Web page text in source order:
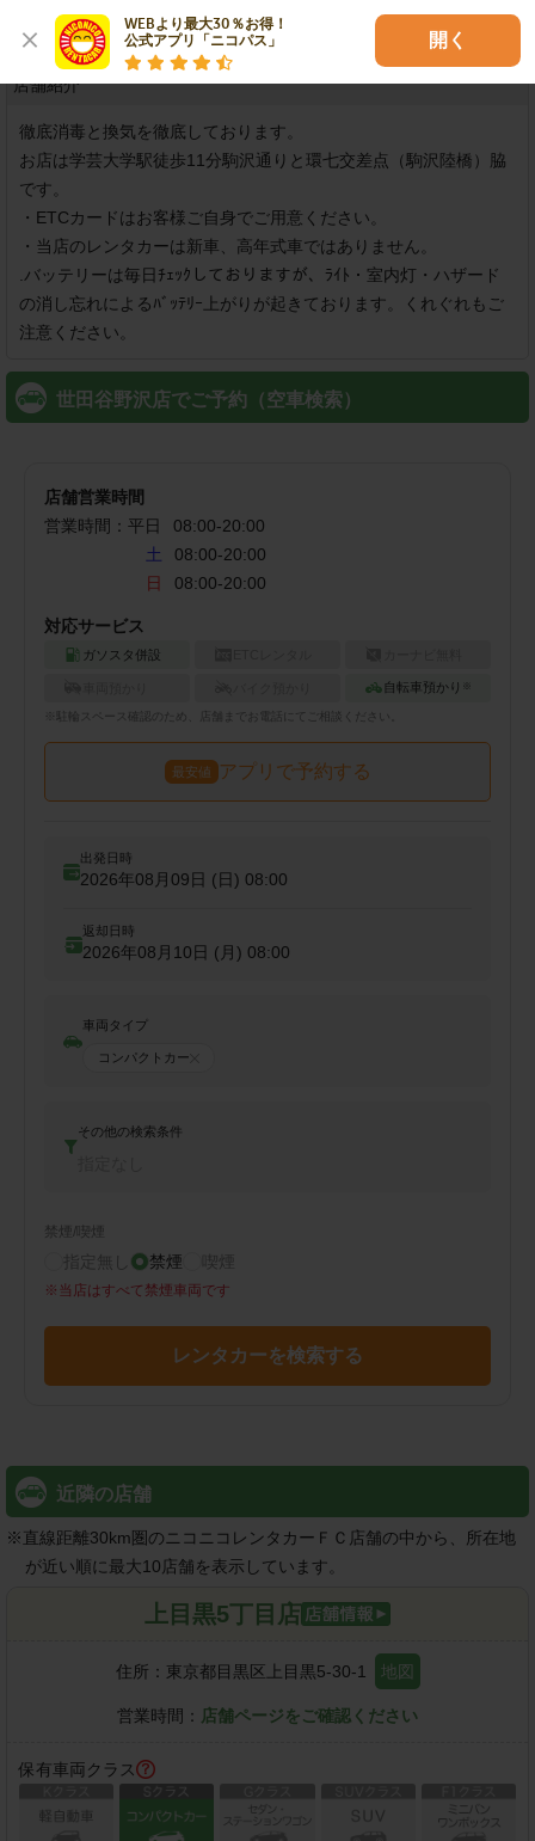
WEBより最大30％お得！
公式アプリ「ニコパス」
開く
可
店舗紹介
徹底消毒と換気を徹底しております。
お店は学芸大学駅徒歩11分駒沢通りと環七交差点（駒沢陸橋）脇
です。
・ETCカードはお客様ご自身でご用意ください。
・当店のレンタカーは新車、高年式車ではありません。
.バッテリーは毎日ﾁｪｯｸしておりますが、ﾗｲﾄ・室内灯・ハザード
の消し忘れによるﾊﾞｯﾃﾘｰ上がりが起きております。くれぐれもご
世田谷野沢店でご予約（空車検索）
店舗営業時間
営業時間： 平日 08:00-20:00
土
08:00-20:00
日
08:00-20:00
対応サービス
ガソスタ併設
自転車預かり ※
※ スペース確認のため、店舗までお電話にてご相談ください。
最安値 アプリで予約する
出発日時
2026年08月09日 (日) 08:00
返却日時
2026年08月10日 (月) 08:00
車両タイプ
コンパクトカー
その他の検索条件
禁煙/喫煙
指定無し 禁煙 喫煙
※ 当店はすべて禁煙車両です
レンタカーを検索する
近隣の店舗
※直線距離30km圏のニコニコレンタカーＦＣ店舗の中から、所在地
が近い順に最大10店舗を表示しています。
上目黒5丁目店
住所： 東京都目黒区上目黒5-30-1 地図
営業時間： 店舗ページをご確認ください
保有車両クラス